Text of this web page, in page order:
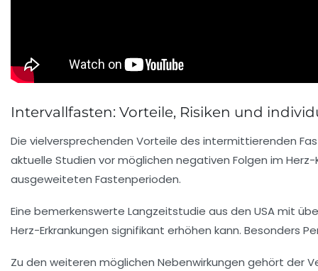
Intervallfasten: Vorteile, Risiken und
Die vielversprechenden Vorteile des intermittierenden
aktuelle Studien vor möglichen negativen Folgen im
ausgeweiteten Fastenperioden.
Eine bemerkenswerte Langzeitstudie aus den USA mit
Herz-Erkrankungen signifikant erhöhen kann. Besonders
Zu den weiteren möglichen Nebenwirkungen gehört der